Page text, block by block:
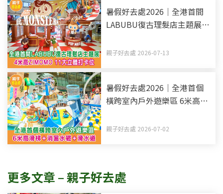
暑假好去處2026｜全港首間
LABUBU復古理髮店主題展 4
位
親子好去處 2026-07-13
暑假好去處2026｜全港首個
橫跨室內戶外遊樂區 6米高滑
親子好去處 2026-07-02
更多文章 – 親子好去處